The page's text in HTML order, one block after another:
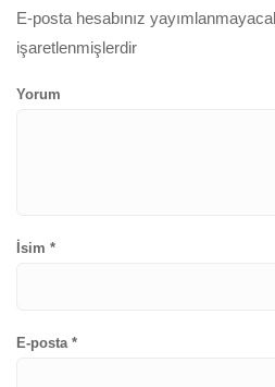
E-posta hesabınız
işaretlenmişlerdir
Yorum
İsim *
E-posta *